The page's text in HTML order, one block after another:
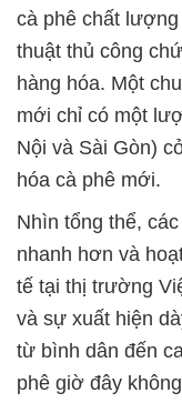
cà phê chất
thuật thủ công
hàng hóa. Một
mới chỉ có một
Nội và Sài Gòn)
hóa cà phê mới.
Nhìn tổng thể,
nhanh hơn và
tế tại thị trường
và sự xuất hiện
từ bình dân đến
phê giờ đây